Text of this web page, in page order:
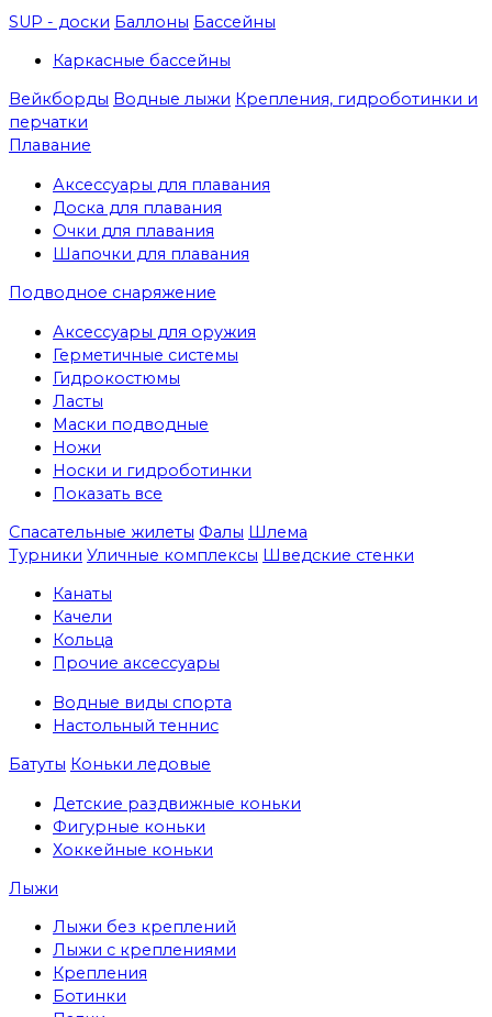
SUP - доски Баллоны Бассейны
Каркасные бассейны
Вейкборды Водные лыжи Крепления, гидроботинки и
перчатки
Плавание
Аксессуары для плавания
Доска для плавания
Очки для плавания
Шапочки для плавания
Подводное снаряжение
Аксессуары для оружия
Герметичные системы
Гидрокостюмы
Ласты
Маски подводные
Ножи
Носки и гидроботинки
Показать все
Спасательные жилеты Фалы Шлема
Турники Уличные комплексы Шведские стенки
Канаты
Качели
Кольца
Прочие аксессуары
Водные виды спорта
Настольный теннис
Батуты Коньки ледовые
Детские раздвижные коньки
Фигурные коньки
Хоккейные коньки
Лыжи
Лыжи без креплений
Лыжи с креплениями
Крепления
Ботинки